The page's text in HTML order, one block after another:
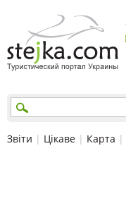
Звіти | Цікаве | Карта |